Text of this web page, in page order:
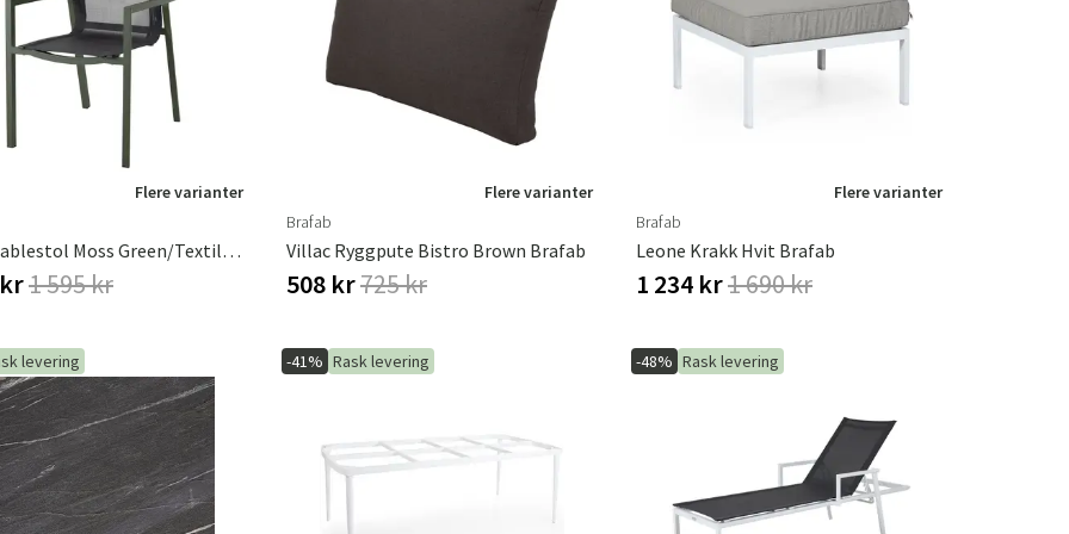
Hageredskaper
Gangmøbler
Vedlikeholdsprodukter
Småoppbevaring Baderomsinnredning
Flere varianter
Delia Stablestol Moss Green/textilene Brafab
1 595 kr
Flere varianter
Brafab
Villac Ryggpute Bistro Brown Brafab
508 kr725 kr
Flere varianter
Brafab
Leone Krakk Hvit Brafab
1 234 kr1 690 kr
levering -41% Rask levering -48% Rask levering